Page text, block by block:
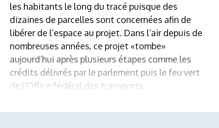
les habitants le long du tracé puisque des
dizaines de parcelles sont concernées afin de
libérer de l’espace au projet. Dans l’air depuis de
nombreuses années, ce projet «tombe»
aujourd’hui après plusieurs étapes comme les
crédits délivrés par le parlement puis le feu vert
de l’Office fédéral des transports.